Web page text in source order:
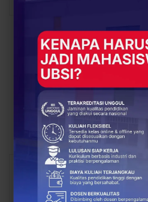
PREV POST
Edukasi Seru dan
Inspiratif, UBSI Kampus
Margonda Meriahkan
Edufair SMK Al
Basyariah
You Might Also Like